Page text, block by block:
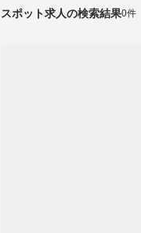
スポット求人の検索結果0件